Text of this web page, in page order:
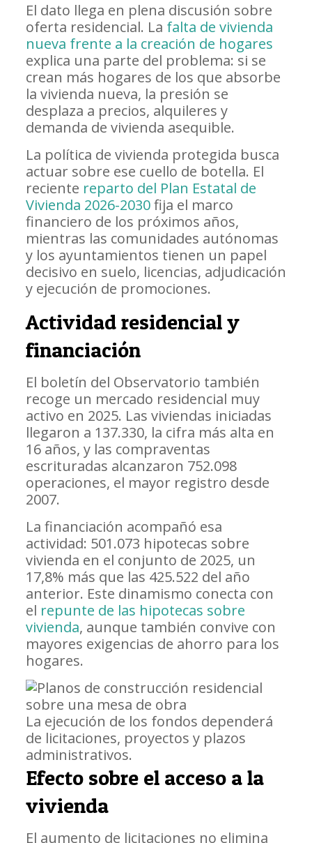
El dato llega en plena discusión sobre
oferta residencial. La falta de vivienda
nueva frente a la creación de hogares
explica una parte del problema: si se
crean más hogares de los que absorbe
la vivienda nueva, la presión se
desplaza a precios, alquileres y
demanda de vivienda asequible.
La política de vivienda protegida busca
actuar sobre ese cuello de botella. El
reciente reparto del Plan Estatal de
Vivienda 2026-2030fija el marco
financiero de los próximos años,
mientras las comunidades autónomas
y los ayuntamientos tienen un papel
decisivo en suelo, licencias, adjudicación
y ejecución de promociones.
Actividad residencial y
financiación
El boletín del Observatorio también
recoge un mercado residencial muy
activo en 2025. Las viviendas iniciadas
llegaron a 137.330, la cifra más alta en
16 años, y las compraventas
escrituradas alcanzaron 752.098
operaciones, el mayor registro desde
2007.
La financiación acompañó esa
actividad: 501.073 hipotecas sobre
vivienda en el conjunto de 2025, un
17,8% más que las 425.522 del año
anterior. Este dinamismo conecta con
el repunte de las hipotecas sobre
vivienda, aunque también convive con
mayores exigencias de ahorro para los
hogares.
La ejecución de los fondos dependerá
de licitaciones, proyectos y plazos
administrativos.
Efecto sobre el acceso a la
vivienda
El aumento de licitaciones no elimina